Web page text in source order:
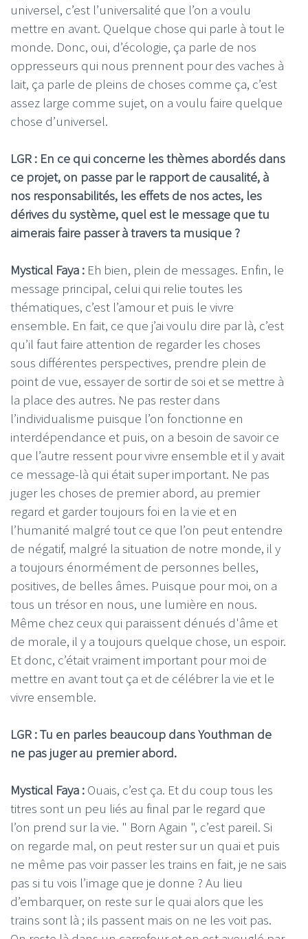
universel, c’est l’universalité que l’on a voulu
mettre en avant. Quelque chose qui parle à tout le
monde. Donc, oui, d’écologie, ça parle de nos
oppresseurs qui nous prennent pour des vaches à
lait, ça parle de pleins de choses comme ça, c’est
assez large comme sujet, on a voulu faire quelque
chose d’universel.
LGR : En ce qui concerne les thèmes abordés dans
ce projet, on passe par le rapport de causalité, à
nos responsabilités, les effets de nos actes, les
dérives du système, quel est le message que tu
aimerais faire passer à travers ta musique ?
Mystical Faya : Eh bien, plein de messages. Enfin, le
message principal, celui qui relie toutes les
thématiques, c’est l’amour et puis le vivre
ensemble. En fait, ce que j’ai voulu dire par là, c’est
qu’il faut faire attention de regarder les choses
sous différentes perspectives, prendre plein de
point de vue, essayer de sortir de soi et se mettre à
la place des autres. Ne pas rester dans
l’individualisme puisque l’on fonctionne en
interdépendance et puis, on a besoin de savoir ce
que l’autre ressent pour vivre ensemble et il y avait
ce message-là qui était super important. Ne pas
juger les choses de premier abord, au premier
regard et garder toujours foi en la vie et en
l’humanité malgré tout ce que l’on peut entendre
de négatif, malgré la situation de notre monde, il y
a toujours énormément de personnes belles,
positives, de belles âmes. Puisque pour moi, on a
tous un trésor en nous, une lumière en nous.
Même chez ceux qui paraissent dénués d'âme et
de morale, il y a toujours quelque chose, un espoir.
Et donc, c’était vraiment important pour moi de
mettre en avant tout ça et de célébrer la vie et le
vivre ensemble.
LGR : Tu en parles beaucoup dans Youthman de
ne pas juger au premier abord.
Mystical Faya : Ouais, c’est ça. Et du coup tous les
titres sont un peu liés au final par le regard que
l’on prend sur la vie. " Born Again ", c’est pareil. Si
on regarde mal, on peut rester sur un quai et puis
ne même pas voir passer les trains en fait, je ne sais
pas si tu vois l’image que je donne ? Au lieu
d’embarquer, on reste sur le quai alors que les
trains sont là ; ils passent mais on ne les voit pas.